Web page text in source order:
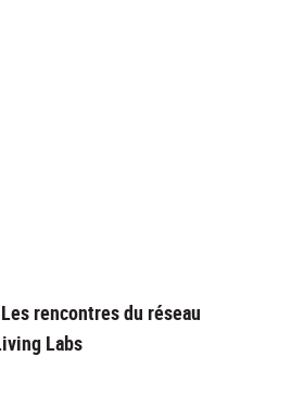
rencontres du réseau
Labs